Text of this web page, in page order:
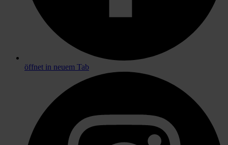
öffnet in neuem Tab